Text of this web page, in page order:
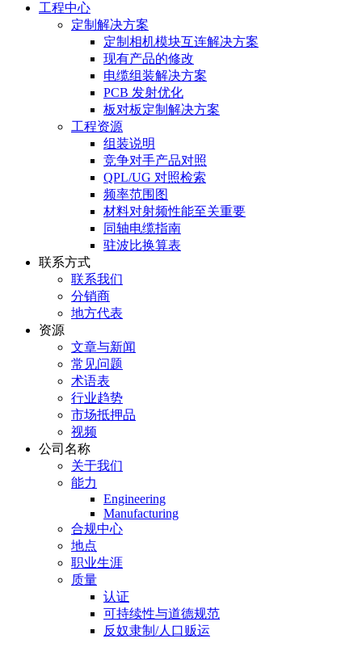
工程中心
定制解决方案
定制相机模块互连解决方案
现有产品的修改
电缆组装解决方案
PCB 发射优化
板对板定制解决方案
工程资源
组装说明
竞争对手产品对照
QPL/UG 对照检索
频率范围图
材料对射频性能至关重要
同轴电缆指南
驻波比换算表
联系方式
联系我们
分销商
地方代表
资源
文章与新闻
常见问题
术语表
行业趋势
市场抵押品
视频
公司名称
关于我们
能力
Engineering
Manufacturing
合规中心
地点
职业生涯
质量
认证
可持续性与道德规范
反奴隶制/人口贩运